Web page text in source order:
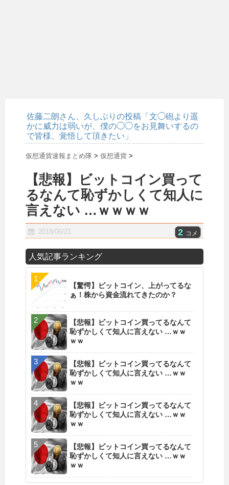
佐藤二朗さん、久しぶりの投稿「文◯砲より遥
かに威力は弱いが、僕の◯◯をお見舞いするの
で皆様、覚悟して頂きたい」
仮想通貨速報まとめ隊 > 仮想通貨 >
【悲報】ビットコイン買って
るなんて恥ずかしくて知人に
言えない …ｗｗｗｗ
2018/06/21 2 コメ
人気記事ランキング
【驚愕】ビットコイン、上がってるな
ぁ！株から資金流れてきたのか？
【悲報】ビットコイン買ってるなんて
恥ずかしくて知人に言えない …ｗｗ
ｗｗ
【悲報】ビットコイン買ってるなんて
恥ずかしくて知人に言えない …ｗｗ
ｗｗ
【悲報】ビットコイン買ってるなんて
恥ずかしくて知人に言えない …ｗｗ
ｗｗ
【悲報】ビットコイン買ってるなんて
恥ずかしくて知人に言えない …ｗｗ
ｗｗ